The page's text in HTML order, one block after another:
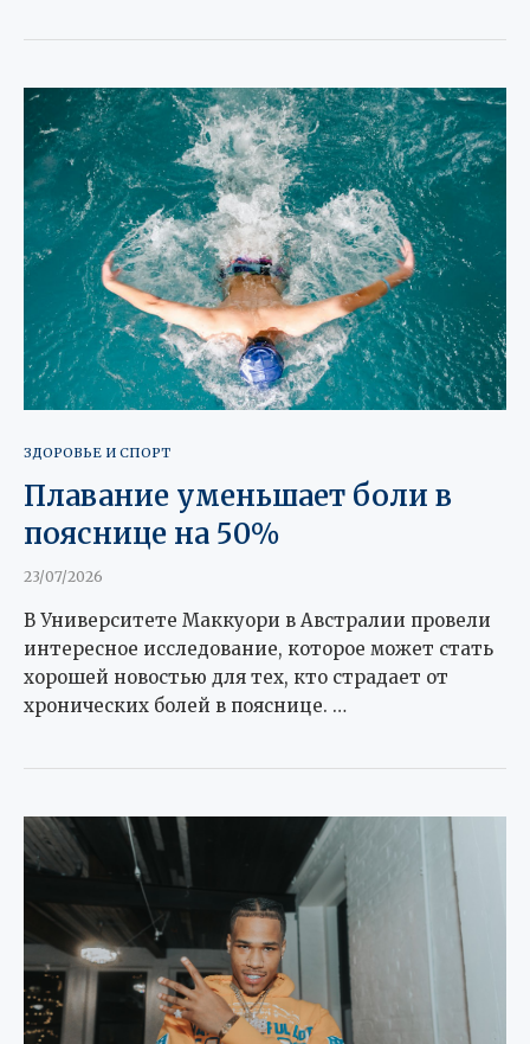
ЗДОРОВЬЕ И СПОРТ
Плавание уменьшает боли в
пояснице на 50%
23/07/2026
В Университете Маккуори в Австралии провели
интересное исследование, которое может стать
хорошей новостью для тех, кто страдает от
хронических болей в пояснице. …